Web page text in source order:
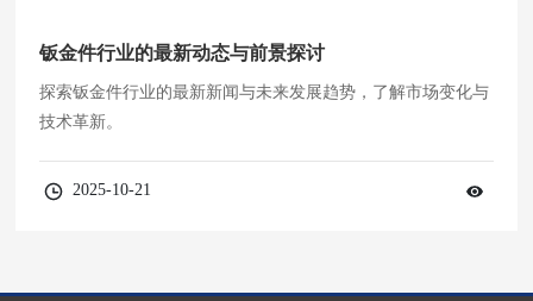
钣金件行业的最新动态与前景探讨
探索钣金件行业的最新新闻与未来发展趋势，了解市场变化与
技术革新。
2025-10-21